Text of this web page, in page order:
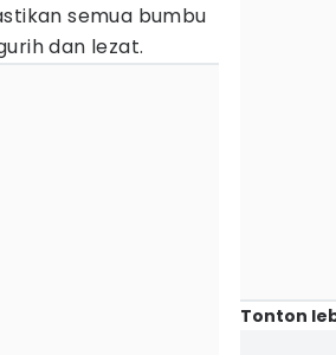
semua bumbu
dan lezat.
Tonton